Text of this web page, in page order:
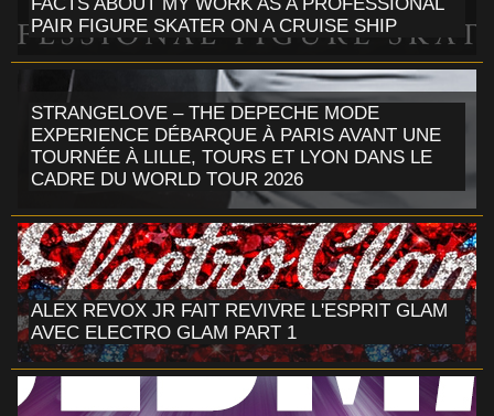
PAIR FIGURE SKATER ON A CRUISE SHIP
STRANGELOVE – THE DEPECHE MODE
EXPERIENCE DÉBARQUE À PARIS AVANT UNE
TOURNÉE À LILLE, TOURS ET LYON DANS LE
CADRE DU WORLD TOUR 2026
ALEX REVOX JR FAIT REVIVRE L'ESPRIT GLAM
AVEC ELECTRO GLAM PART 1